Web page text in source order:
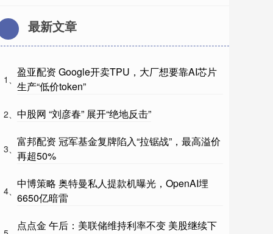
最新文章
1、
盈亚配资 Google开卖TPU，大厂想要靠AI芯片
生产“低价token”
2、 中股网 “刘彦春” 展开“绝地反击”
3、
富邦配资 冠军基金复牌陷入“拉锯战”，最高溢价
再超50%
4、
中博策略 奥特曼私人提款机曝光，OpenAI埋
6650亿暗雷
点点金 午后：美联储维持利率不变 美股继续下